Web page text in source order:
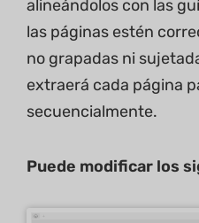
alineándolos con las
las páginas estén
no grapadas ni
extraerá cada página
secuencialmente.
Puede modificar los